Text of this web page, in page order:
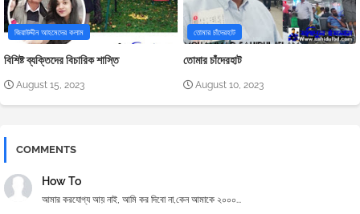
জিয়াউদ্দীন আহমেদের কলাম
বিশিষ্ট ব্যক্তিদের বিচারিক শাস্তি
August 15, 2023
তোমার চাঁদেরহাট
তোমার চাঁদেরহাট
August 10, 2023
COMMENTS
How To
আমার করযোগ্য আয় নাই, আমি কর দিবো না,কেন আমাকে ২০০০...